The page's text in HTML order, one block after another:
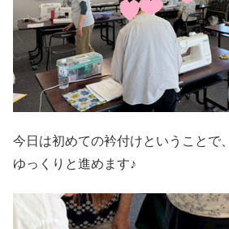
今日は初めての衿付けということで
ゆっくりと進めます♪